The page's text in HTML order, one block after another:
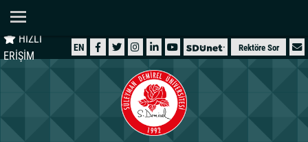
HIZLI
ERİŞİM
EN Rektöre Sor
ÜNİVERSİTEMİZ
İDARİ